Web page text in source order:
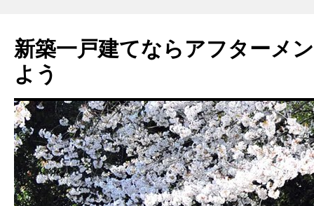
新築一戸建てならアフターメ
よう